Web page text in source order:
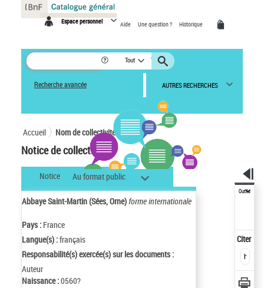
Espace personnel Aide Une question ? Historique
Tout
Recherche avancée AUTRES RECHERCHES
Accueil Nom de collectivité
Notice de collectivité
Notice Au format public
Abbaye Saint-Martin (Sées, Orne)forme internationale
Pays : France
Langue(s) :français
Responsabilité(s) exercée(s) sur les documents :
Auteur
Naissance :0560?
Outils
Citer
Panneau de gestion des cookies